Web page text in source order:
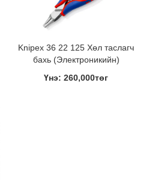
Knipex 36 22 125 Хөл таслагч
бахь (Электроникийн)
Үнэ: 260,000төг